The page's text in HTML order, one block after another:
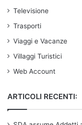
Televisione
Trasporti
Viaggi e Vacanze
Villaggi Turistici
Web Account
ARTICOLI RECENTI: